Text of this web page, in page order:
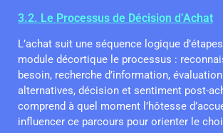
3.2. Le Processus de Décision d’Achat
L’achat suit une séquence logique
module décortique le processus :
besoin, recherche d’information,
alternatives, décision et sentiment post-
comprend à quel moment l’hôtesse
influencer ce parcours pour orienter le